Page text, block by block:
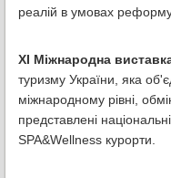
реалій в умовах
ХІ Міжнародна
туризму України, яка
міжнародному рівні,
представлені
SPA&Wellness курорти.